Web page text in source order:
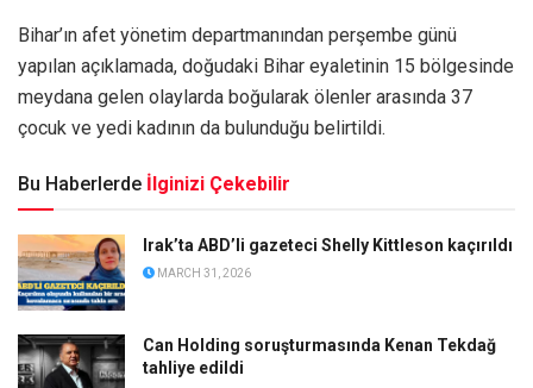
Bihar’ın afet yönetim departmanından perşembe günü
yapılan açıklamada, doğudaki Bihar eyaletinin 15 bölgesinde
meydana gelen olaylarda boğularak ölenler arasında 37
çocuk ve yedi kadının da bulunduğu belirtildi.
Bu Haberlerde İlginizi Çekebilir
Irak’ta ABD’li gazeteci Shelly Kittleson kaçırıldı
MARCH 31, 2026
Can Holding soruşturmasında Kenan Tekdağ
tahliye edildi